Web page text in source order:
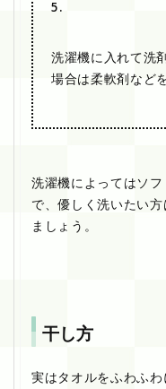
5.
洗濯機に入れて洗
場合は柔軟剤など
洗濯機によってはソ
で、優しく洗いたい
ましょう。
干し方
実はタオルをふわふ